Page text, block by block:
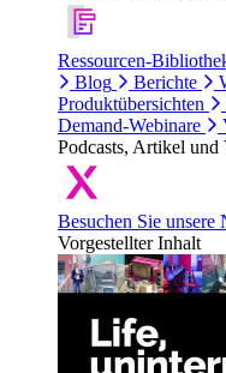
Ressourcen-
Blog
Berichte
Produktübersichten
Demand-Webinare
Podcasts, Artikel und
Besuchen Sie unsere
Vorgestellter Inhalt